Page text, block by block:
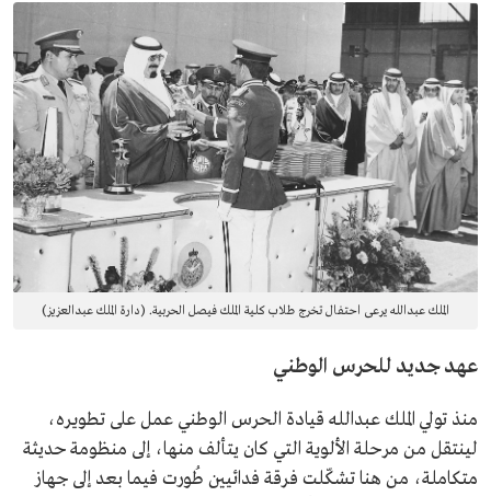
الملك عبدالله يرعى احتفال تخرج طلاب كلية الملك فيصل الحربية. (دارة الملك عبدالعزيز)
عهد جديد للحرس الوطني
منذ تولي الملك عبدالله قيادة الحرس الوطني عمل على تطويره،
لينتقل من مرحلة الألوية التي كان يتألف منها، إلى منظومة حديثة
متكاملة، من هنا تشكّلت فرقة فدائيين طُورت فيما بعد إلى جهاز